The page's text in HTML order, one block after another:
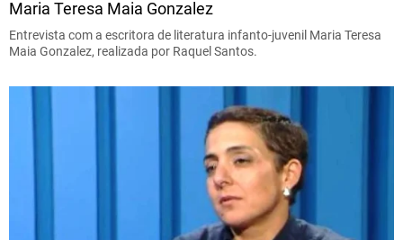
Maria Teresa Maia Gonzalez
Entrevista com a escritora de literatura infanto-juvenil Maria Teresa
Maia Gonzalez, realizada por Raquel Santos.